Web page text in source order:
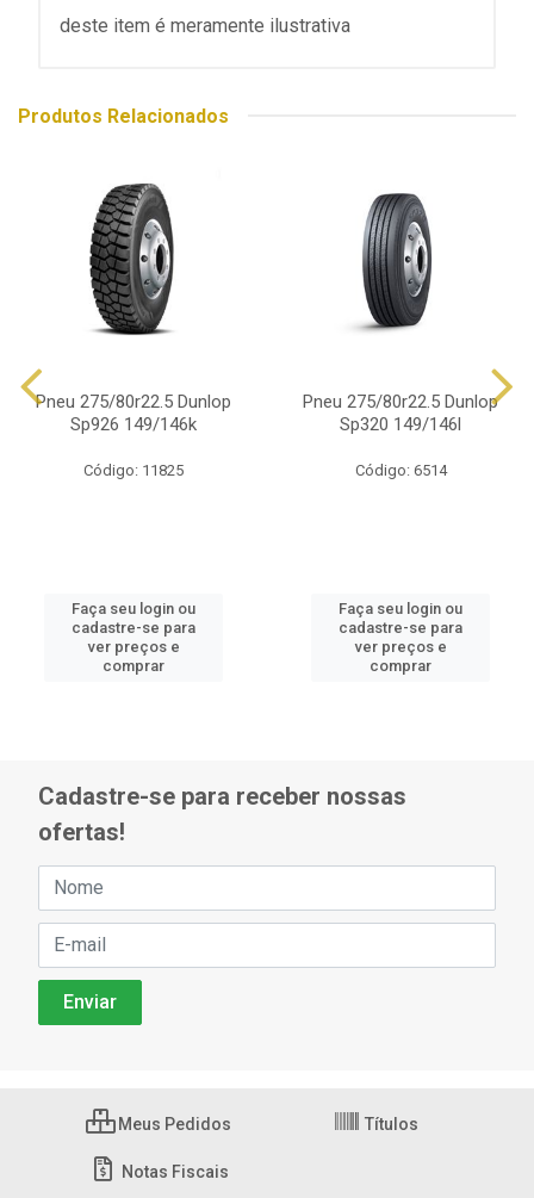
deste item é meramente ilustrativa
Produtos Relacionados
Pneu 275/80r22.5 Dunlop
Sp926 149/146k
Código: 11825
Faça seu login ou
cadastre-se para
ver preços e
comprar
Pneu 275/80r22.5 Dunlop
Sp320 149/146l
Código: 6514
Faça seu login ou
cadastre-se para
ver preços e
comprar
Cadastre-se para receber nossas
ofertas!
Meus Pedidos Títulos
Notas Fiscais